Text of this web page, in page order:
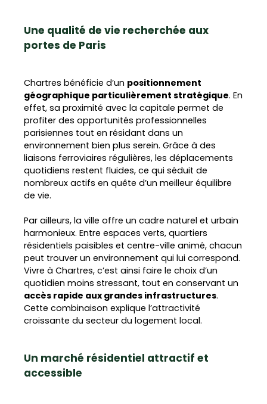
Une qualité de vie recherchée aux
portes de Paris
Chartres bénéficie d’un positionnement
géographique particulièrement stratégique. En
effet, sa proximité avec la capitale permet de
profiter des opportunités professionnelles
parisiennes tout en résidant dans un
environnement bien plus serein. Grâce à des
liaisons ferroviaires régulières, les déplacements
quotidiens restent fluides, ce qui séduit de
nombreux actifs en quête d’un meilleur équilibre
de vie.
Par ailleurs, la ville offre un cadre naturel et urbain
harmonieux. Entre espaces verts, quartiers
résidentiels paisibles et centre-ville animé, chacun
peut trouver un environnement qui lui correspond.
Vivre à Chartres, c’est ainsi faire le choix d’un
quotidien moins stressant, tout en conservant un
accès rapide aux grandes infrastructures.
Cette combinaison explique l’attractivité
croissante du secteur du logement local.
Un marché résidentiel attractif et
accessible